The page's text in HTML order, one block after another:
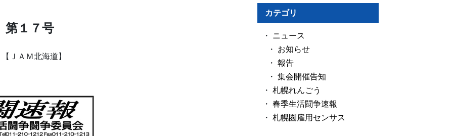
１７号
ＪＡＭ北海道】
カテゴリ
ニュース
お知らせ
報告
集会開催告知
札幌れんごう
春季生活闘争速報
札幌圏雇用センサス